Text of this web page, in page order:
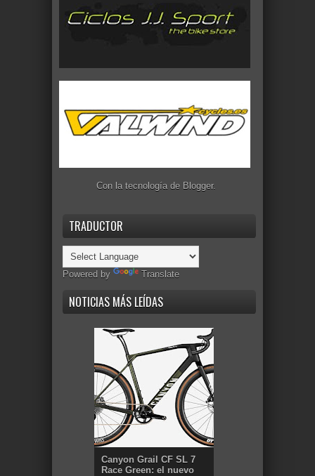
Con la tecnología de Blogger.
TRADUCTOR
Powered by Translate
NOTICIAS MÁS LEÍDAS
Canyon Grail CF SL 7
Race Green: el nuevo